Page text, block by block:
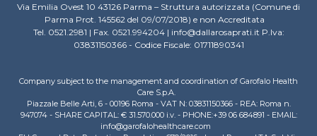
Via Emilia Ovest 10 43126 Parma – Struttura autorizzata (Comune di
Parma Prot. 145562 del 09/07/2018) e non Accreditata
Tel. 0521.2981 | Fax. 0521.994204 | info@dallarosaprati.it P.Iva:
03831150366 - Codice Fiscale: 01711890341
Company subject to the management and coordination of Garofalo Health
Care S.p.A.
Piazzale Belle Arti, 6 - 00196 Roma - VAT N: 03831150366 - REA: Roma n.
947074 - SHARE CAPITAL: € 31.570.000 i.v. - PHONE:+39 06 684891 - EMAIL:
info@garofalohealthcare.com